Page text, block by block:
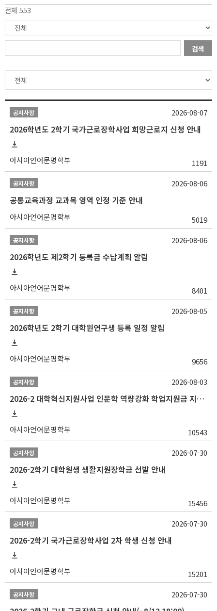
전체 553
검색
공지사항
2026학년도 2학기 국가근로장학사업 희망근로지 신청 안내
아시아언어문명학부 1191
2026-08-07
공지사항
공통교육과정 교과목 영역 인정 기준 안내
아시아언어문명학부 5019
2026-08-06
공지사항
2026학년도 제2학기 등록금 수납계획 알림
아시아언어문명학부 8401
2026-08-06
공지사항
2026학년도 2학기 대학원연구생 등록 일정 알림
아시아언어문명학부 9656
2026-08-05
공지사항
2026-2 대학혁신지원사업 인문학 역량강화 학업지원금 지원 선발 안내 (학/석/박사)
아시아언어문명학부 10543
2026-08-03
공지사항
2026-2학기 대학원생 생활지원장학금 선발 안내
아시아언어문명학부 15456
2026-07-30
공지사항
2026-2학기 국가근로장학사업 2차 학생 신청 안내
아시아언어문명학부 15201
2026-07-30
공지사항 2026-07-30